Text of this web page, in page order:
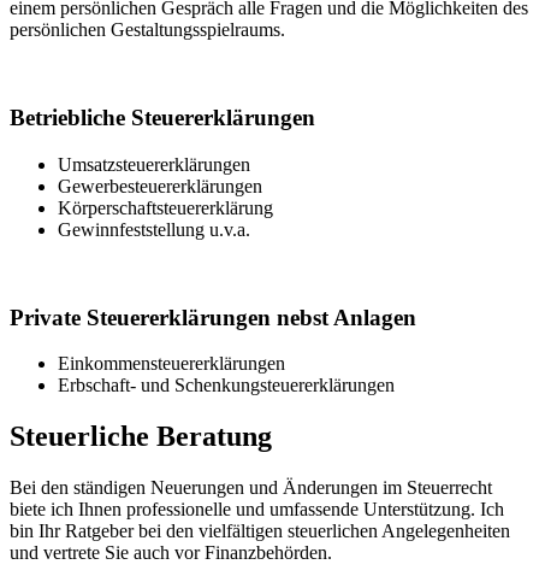
einem persönlichen Gespräch alle Fragen und die Möglichkeiten des
persönlichen Gestaltungsspielraums.
Betriebliche Steuererklärungen
Umsatzsteuererklärungen
Gewerbesteuererklärungen
Körperschaftsteuererklärung
Gewinnfeststellung u.v.a.
Private Steuererklärungen nebst Anlagen
Einkommensteuererklärungen
Erbschaft- und Schenkungsteuererklärungen
Steuerliche Beratung
Bei den ständigen Neuerungen und Änderungen im Steuerrecht
biete ich Ihnen professionelle und umfassende Unterstützung. Ich
bin Ihr Ratgeber bei den vielfältigen steuerlichen Angelegenheiten
und vertrete Sie auch vor Finanzbehörden.